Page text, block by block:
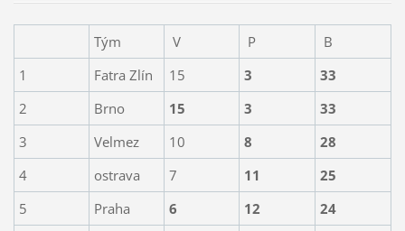
Tým V P
B
1
Fatra Zlín 15 3
33
2
Brno 15 3
33
3
Velmez 10 8
28
4
ostrava 7 11
25
5
Praha 6 12 24